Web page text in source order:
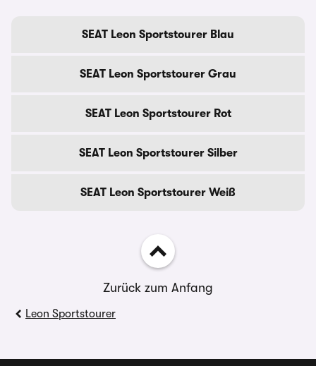
SEAT Leon Sportstourer Blau
SEAT Leon Sportstourer Grau
SEAT Leon Sportstourer Rot
SEAT Leon Sportstourer Silber
SEAT Leon Sportstourer Weiß
Zurück zum Anfang
Leon Sportstourer